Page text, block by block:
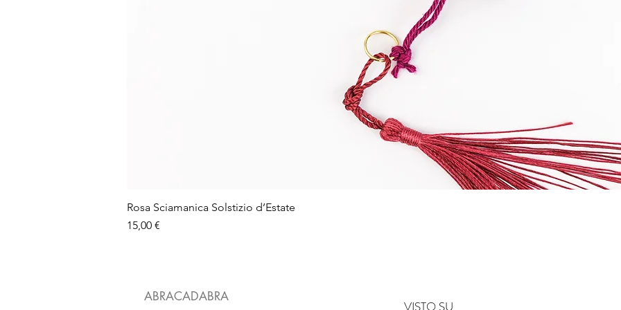
Rosa Sciamanica Solstizio d’Estate
Prezzo
15,00 €
ABRACADABRA
VISTO SU